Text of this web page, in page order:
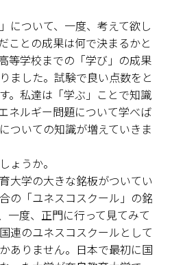
について、一度、考えて欲し
ことの成果は何で決まるかと
等学校までの「学び」の成果
ました。試験で良い点数をと
。私達は「学ぶ」ことで知識
ネルギー問題について学べば
ついての知識が増えていきま
ょうか。
大学の大きな銘板がついてい
の「ユネスコスクール」の銘
一度、正門に行って見てみて
連のユネスコスクールとして
ありません。日本で最初に国